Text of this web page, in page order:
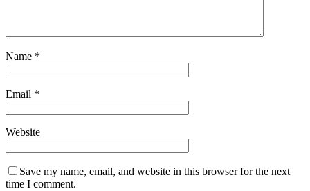
Name *
Email *
Website
Save my name, email, and website in this browser for the next
time I comment.